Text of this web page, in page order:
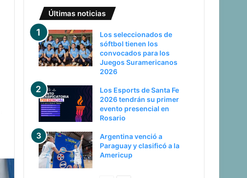
Últimas noticias
Los seleccionados de
sóftbol tienen los
convocados para los
Juegos Suramericanos
2026
Los Esports de Santa Fe
2026 tendrán su primer
evento presencial en
Rosario
Argentina venció a
Paraguay y clasificó a la
Americup